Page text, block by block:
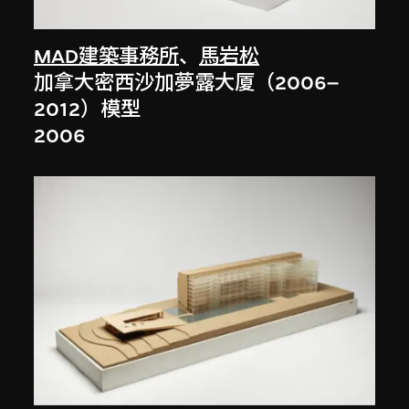
MAD建築事務所、 馬岩松
加拿大密西沙加夢露大厦（2006–
2012）模型
2006